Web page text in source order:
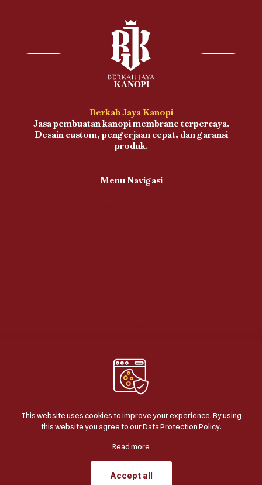
Berkah Jaya Kanopi
Jasa pembuatan kanopi membrane terpercaya.
Desain custom, pengerjaan cepat, dan garansi
produk.
Menu Navigasi
BERKAH JAYA KANOPI
| ALL RIGHTS
RESERVED | POWERED BYJASA SEO GOOGLE
This website uses cookies to improve your experience. By using
this website you agree to ourData Protection Policy.
Read more
Accept all